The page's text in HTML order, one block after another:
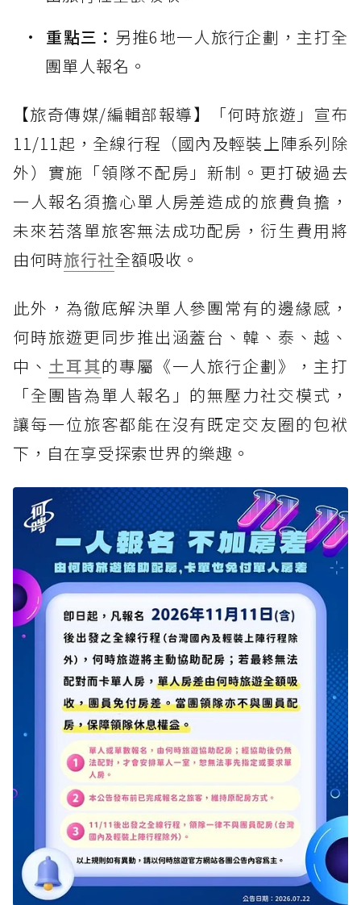
重點三： 另推6地一人旅行企劃，主打全
團單人報名。
【旅奇傳媒/編輯部報導】「何時旅遊」宣布
11/11起，全線行程（國內及輕裝上陣系列除
外）實施「領隊不配房」新制。更打破過去
一人報名須擔心單人房差造成的旅費負擔，
未來若落單旅客無法成功配房，衍生費用將
由何時旅行社全額吸收。
此外，為徹底解決單人參團常有的邊緣感，
何時旅遊更同步推出涵蓋台、韓、泰、越、
中、 土耳其的專屬《一人旅行企劃》，主打
「全團皆為單人報名」的無壓力社交模式，
讓每一位旅客都能在沒有既定交友圈的包袱
下，自在享受探索世界的樂趣。